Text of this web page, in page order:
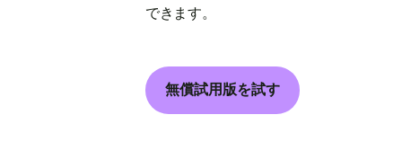
できます。
無償試用版を試す